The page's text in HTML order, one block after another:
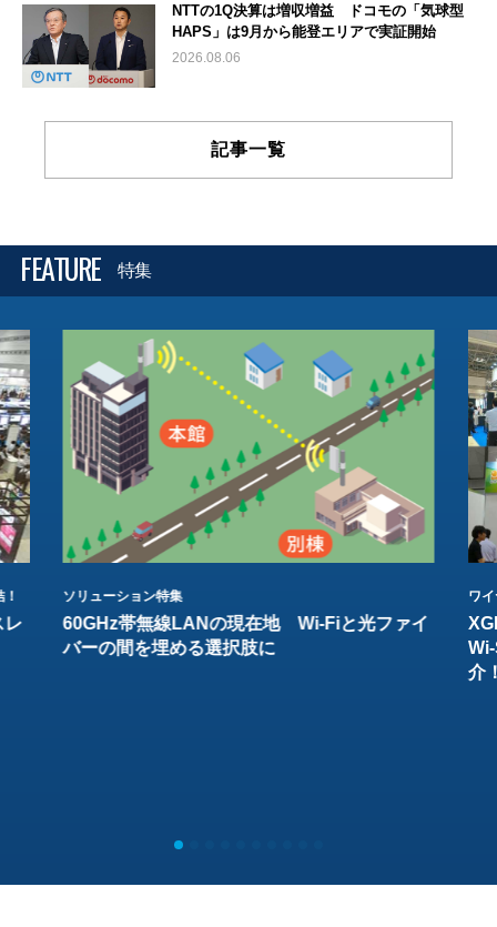
NTTの1Q決算は増収増益 ドコモの「気球型
HAPS」は9月から能登エリアで実証開始
2026.08.06
記事一覧
FEATURE 特集
レ
ソリューション特集
60GHz帯無線LANの現在地 Wi-Fiと光ファイ
バーの間を埋める選択肢に
ワ
介